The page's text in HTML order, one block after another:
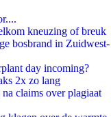
kneuzing of breuk
bosbrand in Zuidwest-
day incoming?
2x zo lang
claims over plagiaat